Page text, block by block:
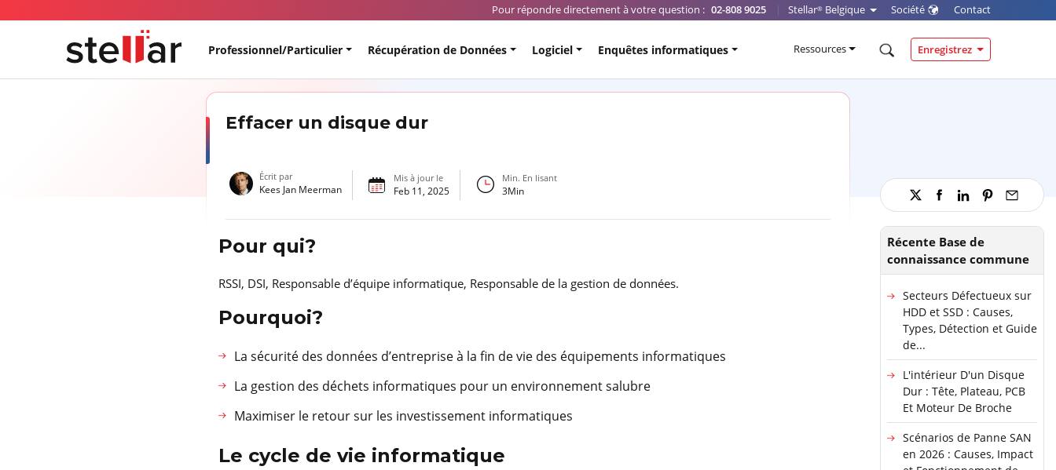
Pour répondre directement à votre question : 02-808 9025 | Stellar®Belgique Société Contact
Professionnel/Particulier Récupération de Données Logiciel Enquêtes informatiques Ressources Enregistrez
Effacer un disque dur
Écrit par
Kees Jan Meerman
Mis à jour le
Feb 11, 2025
Min. En lisant
3Min
Pour qui?
RSSI, DSI, Responsable d’équipe informatique, Responsable de la gestion de données.
Pourquoi?
La sécurité des données d’entreprise à la fin de vie des équipements informatiques
La gestion des déchets informatiques pour un environnement salubre
Maximiser le retour sur les investissement informatiques
Le cycle de vie informatique
Récente Base de
connaissance commune
Secteurs Défectueux sur
HDD et SSD : Causes,
Types, Détection et Guide
de...
L'intérieur D'un Disque
Dur : Tête, Plateau, PCB
Et Moteur De Broche
Scénarios de Panne SAN
en 2026 : Causes, Impact